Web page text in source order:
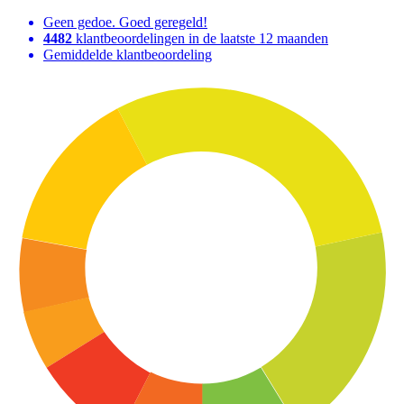
Geen gedoe. Goed geregeld!
4482 klantbeoordelingen in de laatste 12 maanden
Gemiddelde klantbeoordeling